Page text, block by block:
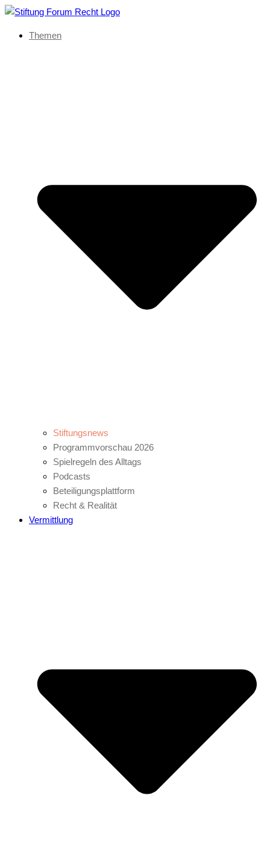
Themen
Stiftungsnews
Programmvorschau 2026
Spielregeln des Alltags
Podcasts
Beteiligungsplattform
Recht & Realität
Vermittlung